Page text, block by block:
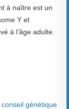
à naître est un
Y et
à l’âge adulte.
génétique